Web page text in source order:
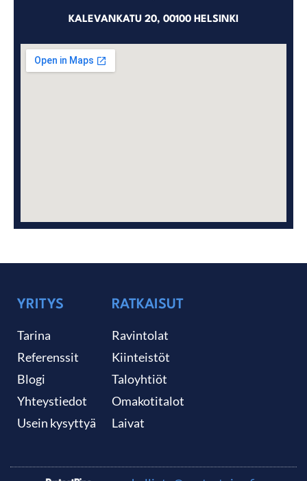
KALEVANKATU 20, 00100 HELSINKI
YRITYS
Tarina
Referenssit
Blogi
Yhteystiedot
Usein kysyttyä
RATKAISUT
Ravintolat
Kiinteistöt
Taloyhtiöt
Omakotitalot
Laivat